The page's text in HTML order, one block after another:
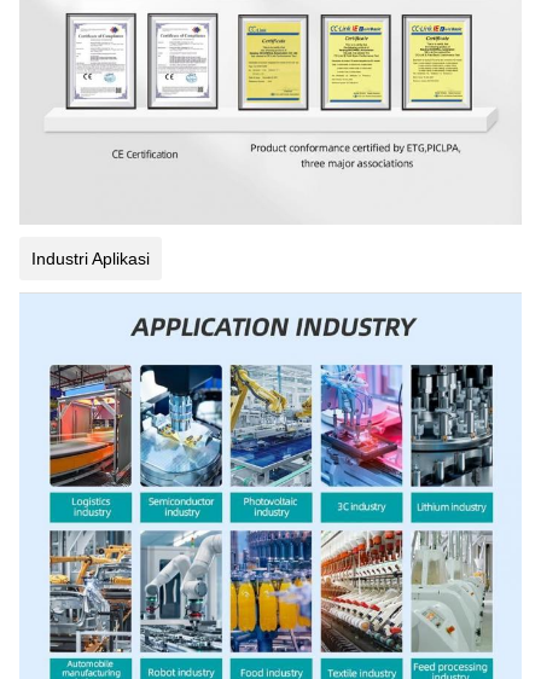
Industri Aplikasi